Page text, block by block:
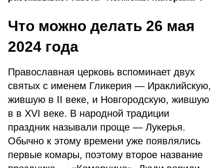
Что можно делать 26 мая
2024 года
Православная церковь вспоминает двух
святых с именем Гликерия — Ираклийскую,
жившую в II веке, и Новгородскую, жившую
в в XVI веке. В народной традиции
праздник называли проще — Лукерья.
Обычно к этому времени уже появлялись
первые комары, поэтому второе название